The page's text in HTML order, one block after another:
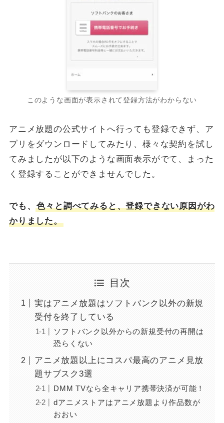
このような画面が表示されて登録方法がわからない
アニメ放題の公式サイトへ行っても登録できず、ア
プリをダウンロードしてみたり、様々な契約を試し
てみましたが以下のような画面表示がでて、まった
く登録することができませんでした。
でも、色々と調べてみると、登録できない原因がわ
かりました。
目次
実はアニメ放題はソフトバンク以外の新規
受付を終了している
ソフトバンク以外からの新規受付の再開は
恐らくない
アニメ放題以上にコスパ最高のアニメ見放
題サブスク3選
DMM TVなら全キャリア携帯決済が可能！
dアニメストアはアニメ放題より作品数が
おおい